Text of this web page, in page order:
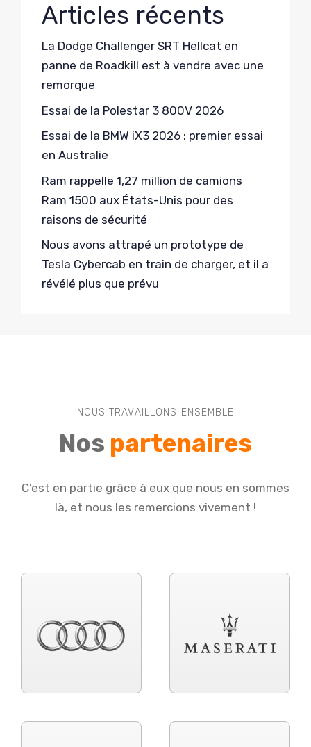
Articles récents
La Dodge Challenger SRT Hellcat en
panne de Roadkill est à vendre avec une
remorque
Essai de la Polestar 3 800V 2026
Essai de la BMW iX3 2026 : premier essai
en Australie
Ram rappelle 1,27 million de camions
Ram 1500 aux États-Unis pour des
raisons de sécurité
Nous avons attrapé un prototype de
Tesla Cybercab en train de charger, et il a
révélé plus que prévu
NOUS TRAVAILLONS ENSEMBLE
Nos partenaires
C'est en partie grâce à eux que nous en sommes
là, et nous les remercions vivement !